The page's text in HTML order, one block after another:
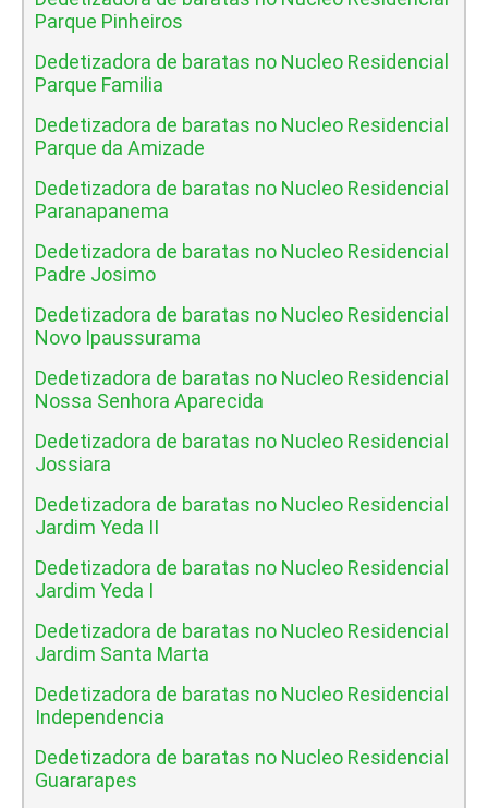
Parque Pinheiros
Dedetizadora de baratas no Nucleo Residencial
Parque Familia
Dedetizadora de baratas no Nucleo Residencial
Parque da Amizade
Dedetizadora de baratas no Nucleo Residencial
Paranapanema
Dedetizadora de baratas no Nucleo Residencial
Padre Josimo
Dedetizadora de baratas no Nucleo Residencial
Novo Ipaussurama
Dedetizadora de baratas no Nucleo Residencial
Nossa Senhora Aparecida
Dedetizadora de baratas no Nucleo Residencial
Jossiara
Dedetizadora de baratas no Nucleo Residencial
Jardim Yeda II
Dedetizadora de baratas no Nucleo Residencial
Jardim Yeda I
Dedetizadora de baratas no Nucleo Residencial
Jardim Santa Marta
Dedetizadora de baratas no Nucleo Residencial
Independencia
Dedetizadora de baratas no Nucleo Residencial
Guararapes